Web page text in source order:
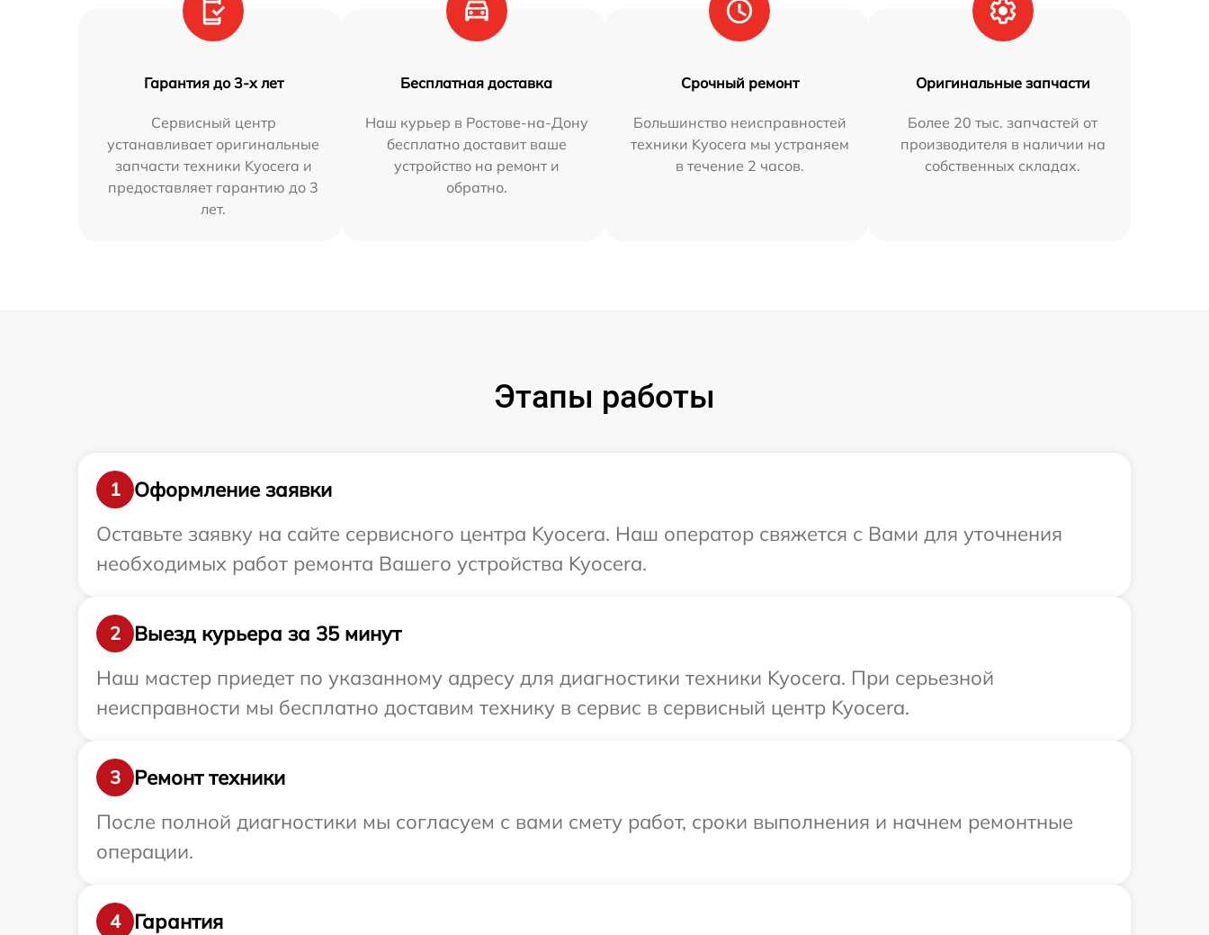
Гарантия до 3-х лет
Сервисный центр
устанавливает оригинальные
запчасти техники Kyocera и
предоставляет гарантию до 3
лет.
Бесплатная доставка
Наш курьер в Ростове-на-Дону
бесплатно доставит ваше
устройство на ремонт и
обратно.
Срочный ремонт
Большинство неисправностей
техники Kyocera мы устраняем
в течение 2 часов.
Оригинальные запчасти
Более 20 тыс. запчастей от
производителя в наличии на
собственных складах.
Этапы работы
1
Оформление заявки
Оставьте заявку на сайте сервисного центра Kyocera. Наш оператор свяжется с Вами для уточнения
необходимых работ ремонта Вашего устройства Kyocera.
2
Выезд курьера за 35 минут
Наш мастер приедет по указанному адресу для диагностики техники Kyocera. При серьезной
неисправности мы бесплатно доставим технику в сервис в сервисный центр Kyocera.
3
Ремонт техники
После полной диагностики мы согласуем с вами смету работ, сроки выполнения и начнем ремонтные
операции.
4
Гарантия